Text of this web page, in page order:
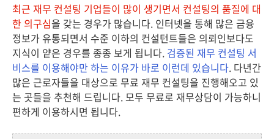
최근 재무 컨설팅 기업들이 많이 생기면서 컨설팅의 품질에 대
한 의구심을 갖는 경우가 많습니다. 인터넷을 통해 많은 금융
정보가 유통되면서 수준 이하의 컨설턴트들은 의뢰인보다도
지식이 얕은 경우를 종종 보게 됩니다. 검증된 재무 컨설팅 서
비스를 이용해야만 하는 이유가 바로 이런데 있습니다. 다년간
많은 근로자들을 대상으로 무료 재무 컨설팅을 진행해오고 있
는 곳들을 추천해 드립니다. 모두 무료로 재무상담이 가능하니
편하게 이용하시면 됩니다.